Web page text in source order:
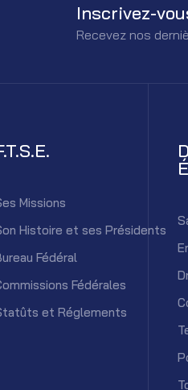
Inscrivez-
Recevez nos
Missions
Histoire et ses Présidents
Fédéral
Fédérales
et Réglements